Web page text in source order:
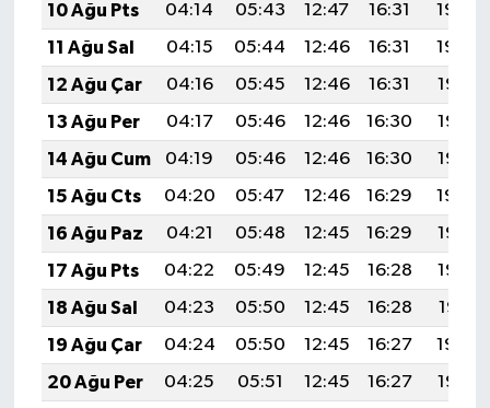
10 Ağu Pts
04:14 05:43 12:47 16:31
19:40
11 Ağu Sal
04:15 05:44 12:46 16:31
19:39
12 Ağu Çar
04:16 05:45 12:46 16:31
19:38
13 Ağu Per
04:17 05:46 12:46 16:30
19:37
14 Ağu Cum
04:19 05:46 12:46 16:30
19:35
15 Ağu Cts
04:20 05:47 12:46 16:29
19:34
16 Ağu Paz
04:21 05:48 12:45 16:29
19:33
17 Ağu Pts
04:22 05:49 12:45 16:28
19:32
18 Ağu Sal
04:23 05:50 12:45 16:28
19:31
19 Ağu Çar
04:24 05:50 12:45 16:27
19:29
20 Ağu Per
04:25 05:51 12:45 16:27
19:28
Resmi İlanlar
SAĞLIK
Savaştepe
SEYAHAT
SİYASET
Sındırgı
SPOR